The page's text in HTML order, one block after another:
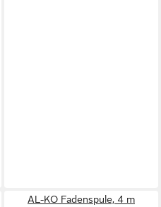
AL-KO Fadenspule, 4 m